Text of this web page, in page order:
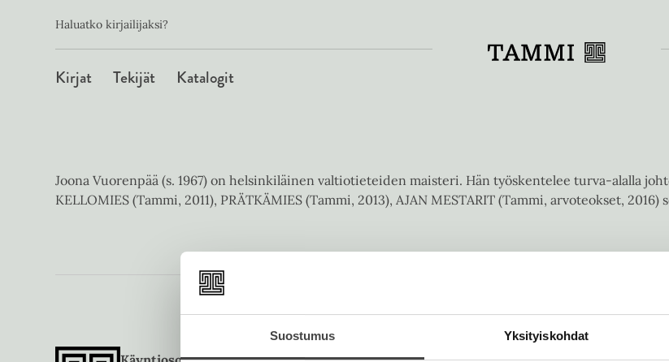
Suostumus Yksityiskohdat
Toissijainen
Haluatko kirjailijaksi?
Päävalikko
Kirjat Tekijät Katalogit
Joona Vuorenpää (s. 1967) on helsinkiläinen valtiotieteiden maisteri. Hän työskentelee turva-alalla
KELLOMIES (Tammi, 2011), PRÄTKÄMIES (Tammi, 2013), AJAN MESTARIT (Tammi, arvoteokset,